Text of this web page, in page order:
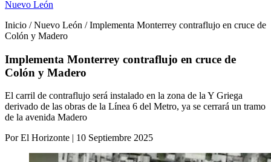
Nuevo León
Inicio / Nuevo León / Implementa Monterrey contraflujo en cruce de
Colón y Madero
Implementa Monterrey contraflujo en cruce de
Colón y Madero
El carril de contraflujo será instalado en la zona de la Y Griega
derivado de las obras de la Línea 6 del Metro, ya se cerrará un tramo
de la avenida Madero
Por El Horizonte | 10 Septiembre 2025